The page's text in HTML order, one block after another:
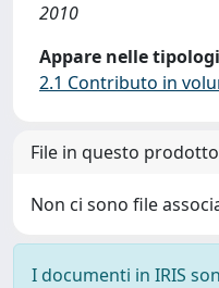
2010
Appare nelle
2.1 Contributo in
File in questo
Non ci sono file
I documenti in IRIS